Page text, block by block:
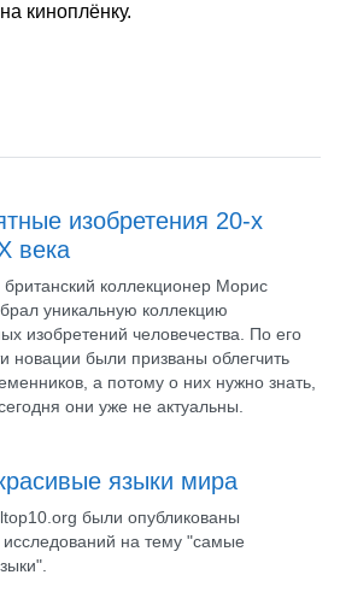
киноплёнку.
изобретения 20-х
века
коллекционер Морис
уникальную коллекцию
изобретений человечества. По его
новации были призваны облегчить
а потому о них нужно знать,
они уже не актуальны.
языки мира
были опубликованы
исследований на тему "самые